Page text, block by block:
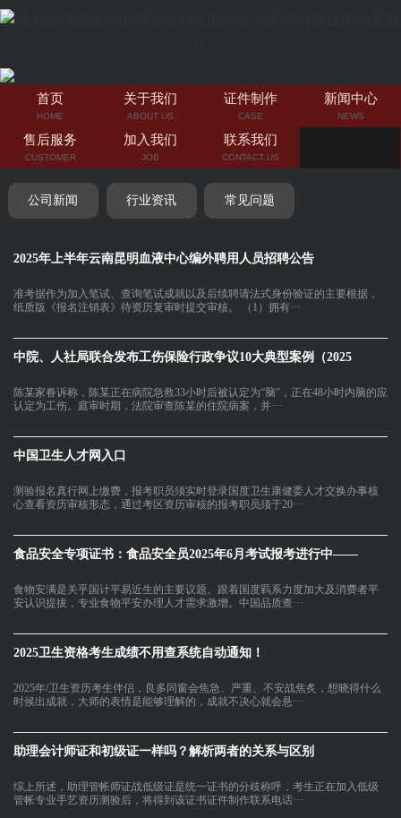
首页
HOME
关于我们
ABOUT US
证件制作
CASE
新闻中心
NEWS
售后服务
CUSTOMER
加入我们
JOB
联系我们
CONTACT US
公司新闻 行业资讯 常见问题
2025年上半年云南昆明血液中心编外聘用人员招聘公告
准考据作为加入笔试、查询笔试成就以及后续聘请法式身份验证的主要根据，
纸质版《报名注销表》待资历复审时提交审核。 （1）拥有···
中院、人社局联合发布工伤保险行政争议10大典型案例（2025
陈某家眷诉称，陈某正在病院急救33小时后被认定为“脑”，正在48小时内脑的应
认定为工伤。庭审时期，法院审查陈某的住院病案，并···
中国卫生人才网入口
测验报名真行网上缴费，报考职员须实时登录国度卫生康健委人才交换办事核
心查看资历审核形态，通过考区资历审核的报考职员须于20···
食品安全专项证书：食品安全员2025年6月考试报考进行中——
食物安满是关乎国计平易近生的主要议题。跟着国度羁系力度加大及消费者平
安认识提拔，专业食物平安办理人才需求激增。中国品质查···
2025卫生资格考生成绩不用查系统自动通知！
2025年/卫生资历考生伴侣，良多同窗会焦急、严重、不安战焦炙，想晓得什么
时候出成就，大师的表情是能够理解的，成就不决心就会悬···
助理会计师证和初级证一样吗？解析两者的关系与区别
综上所述，助理管帐师证战低级证是统一证书的分歧称呼，考生正在加入低级
管帐专业手艺资历测验后，将得到该证书证件制作联系电话···